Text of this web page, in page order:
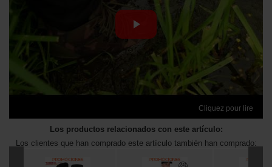
Cliquez pour lire
Los productos relacionados con este artículo:
Los clientes que han comprado este artículo también han comprado: